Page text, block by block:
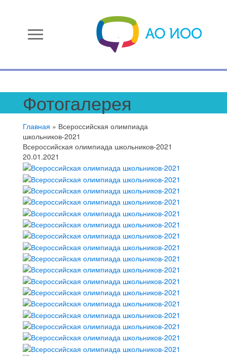
menu
Фотогалерея
Главная » Всероссийская олимпиада
школьников-2021
Всероссийская олимпиада школьников-2021
20.01.2021